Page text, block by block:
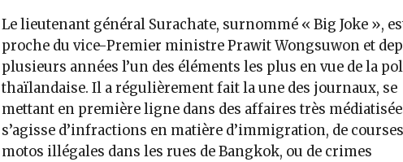
Le lieutenant général Surachate, surnommé « Big Joke »,
proche du vice-Premier ministre Prawit Wongsuwon et
plusieurs années l’un des éléments les plus en vue de la
thaïlandaise. Il a régulièrement fait la une des journaux, se
mettant en première ligne dans des affaires très
s’agisse d’infractions en matière d’immigration, de
motos illégales dans les rues de Bangkok, ou de crimes